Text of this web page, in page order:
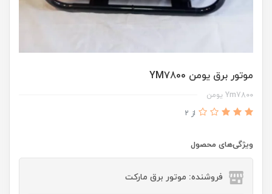
موتور برق یومن YM7800
Ym7800 یومن
از 2
ویژگی‌های محصول
فروشنده: موتور برق مارکت